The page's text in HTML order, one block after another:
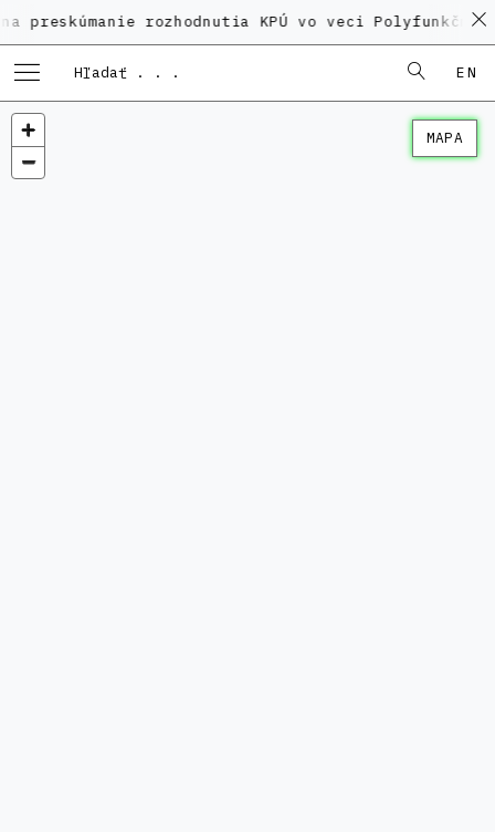
rozhodnutia KPÚ vo veci Polyfunkčného domu
EN
MAPA